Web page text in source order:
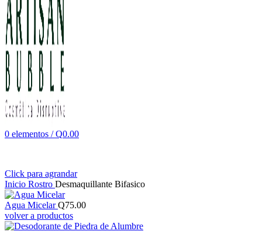
0 elementos / Q0.00
Click para agrandar
Inicio Rostro Desmaquillante Bifasico
Agua MicelarQ75.00
volver a productos